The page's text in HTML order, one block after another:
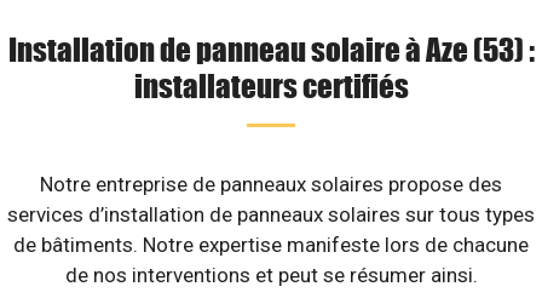
Installation de panneau solaire à Aze (53) :
installateurs certifiés
Notre entreprise de panneaux solaires propose des
services d’installation de panneaux solaires sur tous types
de bâtiments. Notre expertise manifeste lors de chacune
de nos interventions et peut se résumer ainsi.